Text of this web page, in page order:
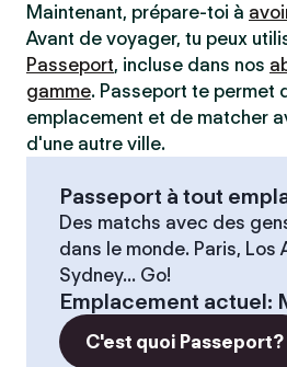
Maintenant, prépare-toi à
Avant de voyager, tu peux
Passeport, incluse dans nos
gamme. Passeport te permet
emplacement et de matcher
d'une autre ville.
Passeport à tout
Des matchs avec des
dans le monde. Paris, Los
Sydney... Go!
Emplacement actuel:
C'est quoi Passeport?